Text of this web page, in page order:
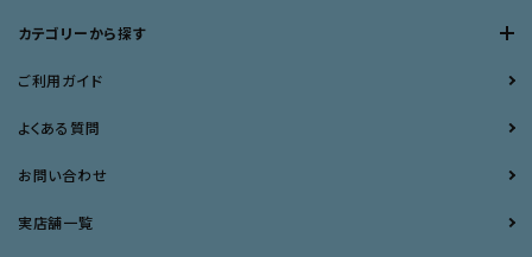
カテゴリーから探す
ご利用ガイド
よくある質問
お問い合わせ
実店舗一覧